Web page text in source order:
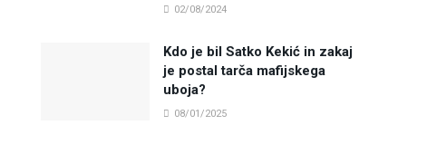
02/08/2024
Kdo je bil Satko Kekić in zakaj
je postal tarča mafijskega
uboja?
08/01/2025